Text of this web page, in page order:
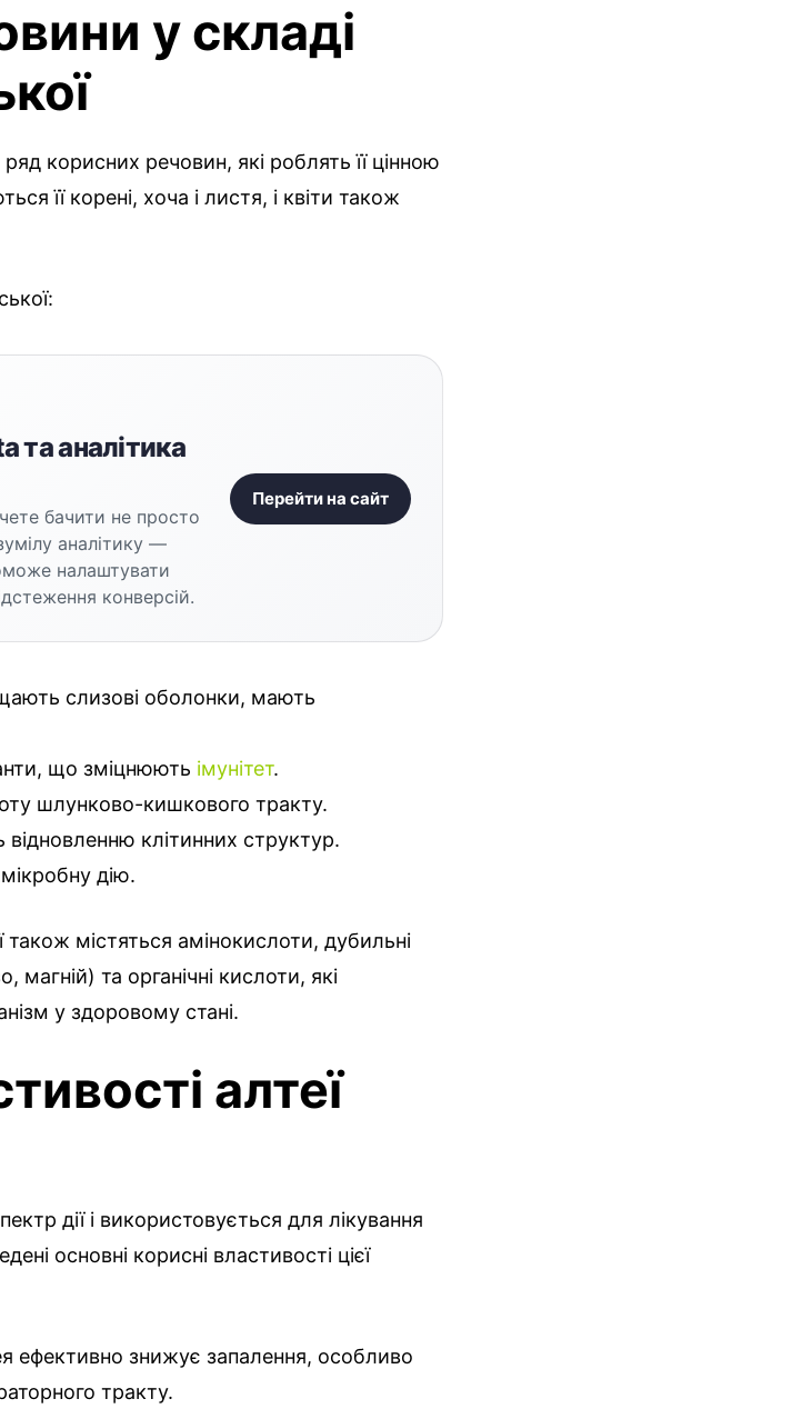
у складі
корисних речовин, які роблять її цінною
її корені, хоча і листя, і квіти також
та аналітика
бачити не просто
аналітику —
налаштувати
конверсій.
Перейти на сайт
слизові оболонки, мають
що зміцнюють імунітет.
шлунково-кишкового тракту.
відновленню клітинних структур.
дію.
також містяться амінокислоти, дубильні
магній) та органічні кислоти, які
у здоровому стані.
алтеї
дії і використовується для лікування
основні корисні властивості цієї
ефективно знижує запалення, особливо
тракту.